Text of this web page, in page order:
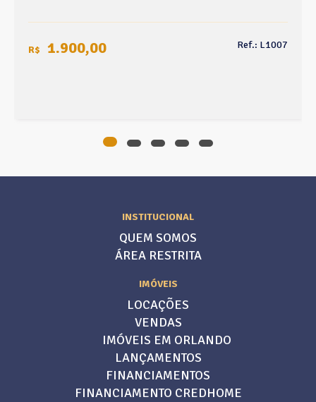
R$ 1.900,00 Ref.: L1007
INSTITUCIONAL
QUEM SOMOS
ÁREA RESTRITA
IMÓVEIS
LOCAÇÕES
VENDAS
IMÓVEIS EM ORLANDO
LANÇAMENTOS
FINANCIAMENTOS
FINANCIAMENTO CREDHOME